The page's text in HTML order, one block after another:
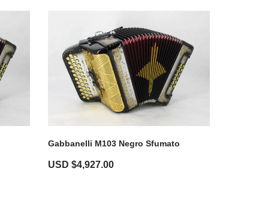
Gabbanelli M103 Negro Sfumato
USD $4,927.00